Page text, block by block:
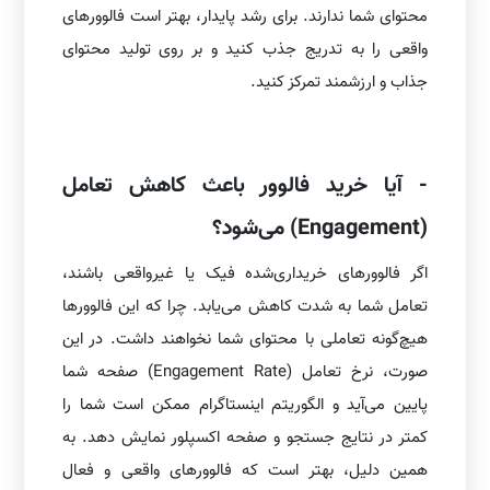
محتوای شما ندارند. برای رشد پایدار، بهتر است فالوورهای
واقعی را به تدریج جذب کنید و بر روی تولید محتوای
جذاب و ارزشمند تمرکز کنید.
- آیا خرید فالوور باعث کاهش تعامل
(Engagement) می‌شود؟
اگر فالوورهای خریداری‌شده فیک یا غیرواقعی باشند،
تعامل شما به شدت کاهش می‌یابد. چرا که این فالوورها
هیچ‌گونه تعاملی با محتوای شما نخواهند داشت. در این
صورت، نرخ تعامل (Engagement Rate) صفحه شما
پایین می‌آید و الگوریتم اینستاگرام ممکن است شما را
کمتر در نتایج جستجو و صفحه اکسپلور نمایش دهد. به
همین دلیل، بهتر است که فالوورهای واقعی و فعال